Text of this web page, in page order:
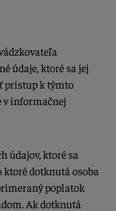
údaje, ktoré sa jej
prístup k týmto
v informačnej
údajov, ktoré sa
ktoré dotknutá osoba
poplatok
Ak dotknutá